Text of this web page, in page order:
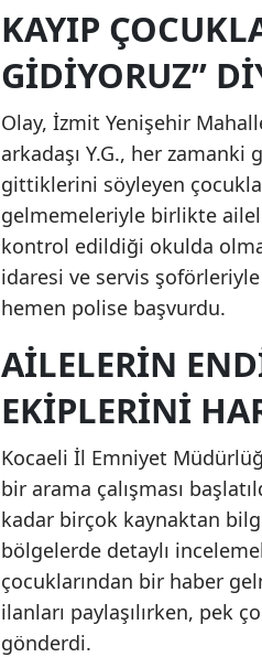
KAYIP
GIDIYORUZ”
Olay, İzmit Yenişehir
arkadaşı Y.G., her
gittiklerini söyleyen
gelmemeleriyle birlikte
kontrol edildiği okulda
idaresi ve servis
hemen polise başvurdu.
AILELERIN
EKIPLERINI
Kocaeli İl Emniyet
bir arama çalışması
kadar birçok kaynaktan
bölgelerde detaylı
çocuklarından bir haber
ilanları paylaşılırken, pek
gönderdi.